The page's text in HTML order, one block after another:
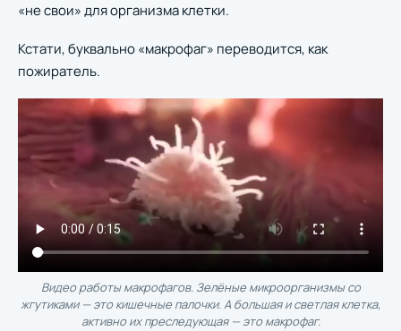
«не свои» для организма клетки.
Кстати, буквально «макрофаг» переводится, как
пожиратель.
Видео работы макрофагов. Зелёные микроорганизмы со
жгутиками — это кишечные палочки. А большая и светлая клетка,
активно их преследующая — это макрофаг.